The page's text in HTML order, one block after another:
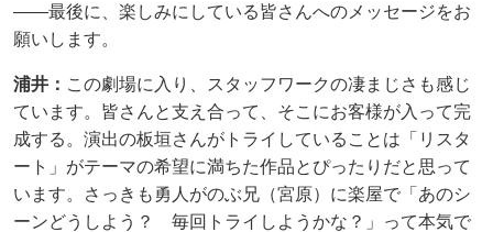
――最後に、楽しみにしている皆さんへのメッセージをお
願いします。
浦井： この劇場に入り、スタッフワークの凄まじさも感じ
ています。皆さんと支え合って、そこにお客様が入って完
成する。演出の板垣さんがトライしていることは「リスタ
ート」がテーマの希望に満ちた作品とぴったりだと思って
います。さっきも勇人がのぶ兄（宮原）に楽屋で「あのシ
ーンどうしよう？ 毎回トライしようかな？」って本気で